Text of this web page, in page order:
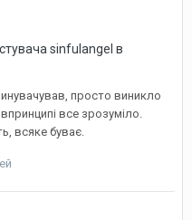
sinfulangel в
просто виникло
все зрозуміло.
всяке буває.